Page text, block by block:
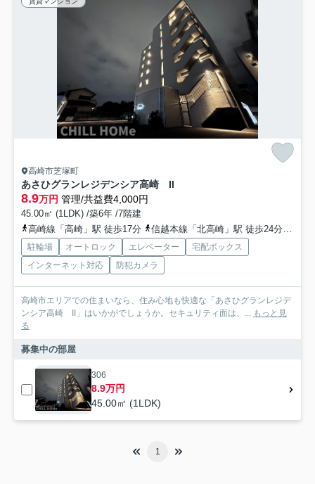
高崎市芝塚町
あさひグランレジデンシア高崎 II
8.9万円 管理/共益費4,000円
45.00㎡ (1LDK) /築6年 /7階建
高崎線「高崎」駅 徒歩17分
信越本線「北高崎」駅 徒歩24分
駐輪場 オートロック エレベーター
宅配ボックス
インターネット対応
防犯カメラ
高崎市エリアでの住まいなら、住み心地も快適な「あさひグランレジデ
ンシア高崎 II」はいかがでしょうか。セキュリティ面は、... もっと見
る
募集中の部屋
306
8.9万円
45.00㎡ (1LDK)
1